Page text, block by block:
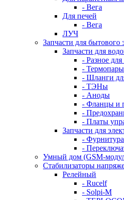
- Вега
Для печей
- Вега
ЛУЧ
Запчасти для бытового
Запчасти для
- Разное для
- Термопары
- Шланги
- ТЭНы
- Аноды
- Фланцы и
-
- Платы
Запчасти для
-
-
Умный дом (GSM-
Cтабилизаторы
Релейный
- Rucelf
- Solpi-M